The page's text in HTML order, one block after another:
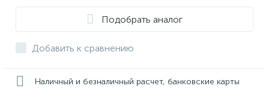
Подобрать аналог
Добавить к сравнению
Наличный и безналичный расчет, банковские карты